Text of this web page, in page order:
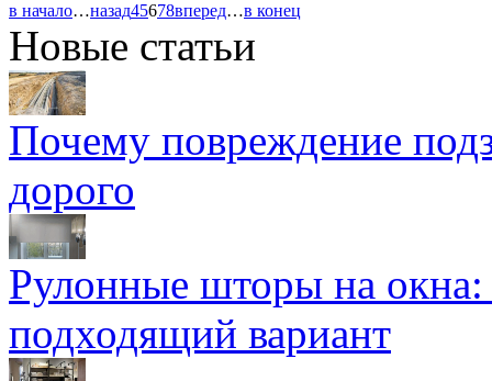
в начало…назад45678вперед…в конец
Новые статьи
Почему повреждение
дорого
Рулонные шторы на
подходящий вариант